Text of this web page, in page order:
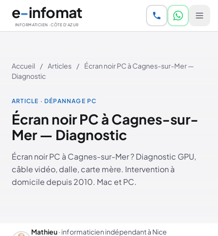
Aller au contenu principal
e-infomat
INFORMATICIEN · CÔTE D'AZUR
Accueil / Articles /
Écran noir PC à Cagnes-sur-Mer —
Diagnostic
ARTICLE · DÉPANNAGE PC
Écran noir PC à Cagnes-sur-
Mer — Diagnostic
Écran noir PC à Cagnes-sur-Mer ? Diagnostic GPU,
câble vidéo, dalle, carte mère. Intervention à
domicile depuis 2010. Mac et PC.
Mathieu· informaticien indépendant à Nice